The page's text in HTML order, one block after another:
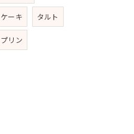
ケーキ タルト
プリン